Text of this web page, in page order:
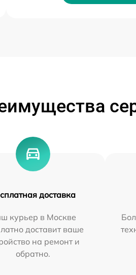
доставка
курьер в Москве
доставит ваше
на ремонт и
обратно.